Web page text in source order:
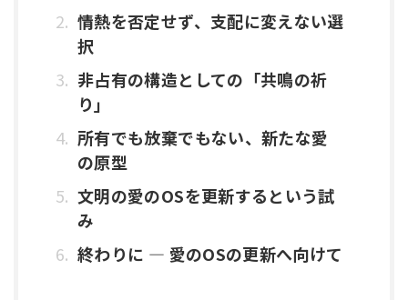
情熱を否定せず、支配に変えない選
択
非占有の構造としての「共鳴の祈
り」
所有でも放棄でもない、新たな愛
の原型
文明の愛のOSを更新するという試
み
終わりに ― 愛のOSの更新へ向けて